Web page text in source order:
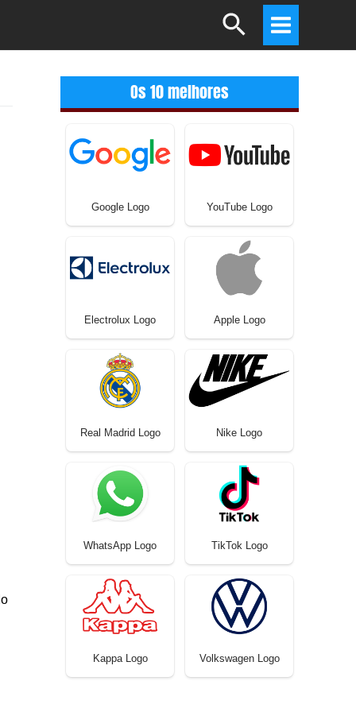
Search
Main
Menu
Os 10 melhores
Google Logo YouTube Logo
Electrolux Logo Apple Logo
Real Madrid Logo Nike Logo
WhatsApp Logo TikTok Logo
Kappa Logo Volkswagen Logo